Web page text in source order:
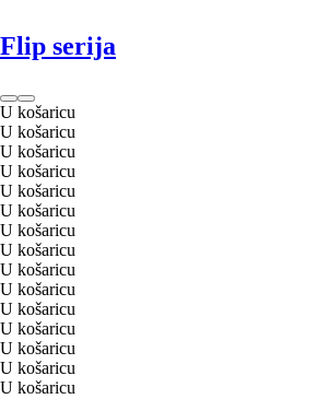
Flip serija
U košaricu
U košaricu
U košaricu
U košaricu
U košaricu
U košaricu
U košaricu
U košaricu
U košaricu
U košaricu
U košaricu
U košaricu
U košaricu
U košaricu
U košaricu